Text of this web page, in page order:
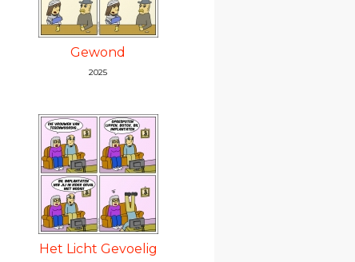
Gewond
2025
Het Licht Gevoelig